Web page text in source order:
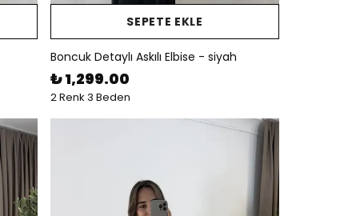
SEPETE EKLE
Boncuk Detaylı Askılı Elbise - siyah
₺ 1,299.00
2 Renk 3 Beden